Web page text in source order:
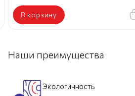
В корзину
Наши преимущества
Экологичность